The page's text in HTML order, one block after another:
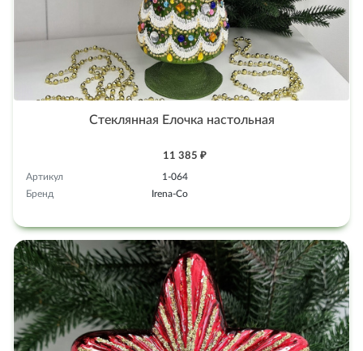
Стеклянная Елочка настольная
11 385 ₽
Артикул
1-064
Бренд
Irena-Co